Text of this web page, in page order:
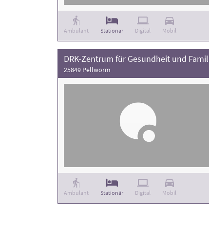
Ambulant Stationär Digital Mobil
DRK-Zentrum für Gesundheit und
25849 Pellworm
Ambulant Stationär Digital Mobil